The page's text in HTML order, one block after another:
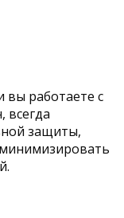
вы работаете с
всегда
защиты,